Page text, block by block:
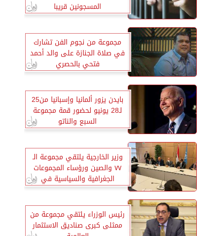
المسجونين قريبا
مجموعة من نجوم الفن تشارك
في صلاة الجنازة على والد أحمد
فتحي بالحصري
بايدن يزور ألمانيا وإسبانيا من25
لـ28 يونيو لحضور قمة مجموعة
السبع والناتو
وزير الخارجية يلتقي مجموعة الـ
٧٧ والصين ورؤساء المجموعات
الجغرافية والسياسية في
مفاوضات تغير المناخ
رئيس الوزراء يلتقي مجموعة من
ممثلى كبرى صناديق الاستثمار